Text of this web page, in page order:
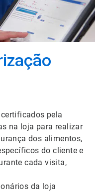
pela
na loja para realizar
dos alimentos,
do cliente e
cada visita,
da loja